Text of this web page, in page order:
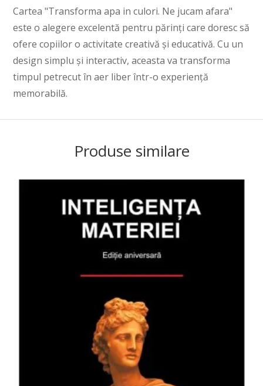
Cartea "Transforma apa in culori. Ne jucam afara"
este o alegere excelentă pentru părinți care doresc să
ofere copiilor o activitate creativă și educativă. Cu un
design simplu și interactiv, aceasta va transforma
timpul petrecut în aer liber într-o experiență
memorabilă.
Produse similare